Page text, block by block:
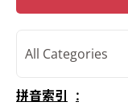
All Categories
拼音索引